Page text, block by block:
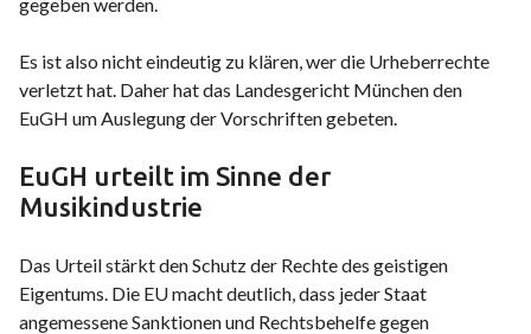
Es ist also nicht eindeutig zu klären, wer die Urheberrechte
verletzt hat. Daher hat das Landesgericht München den
EuGH um Auslegung der Vorschriften gebeten.
EuGH urteilt im Sinne der
Musikindustrie
Das Urteil stärkt den Schutz der Rechte des geistigen
Eigentums. Die EU macht deutlich, dass jeder Staat
angemessene Sanktionen und Rechtsbehelfe gegen